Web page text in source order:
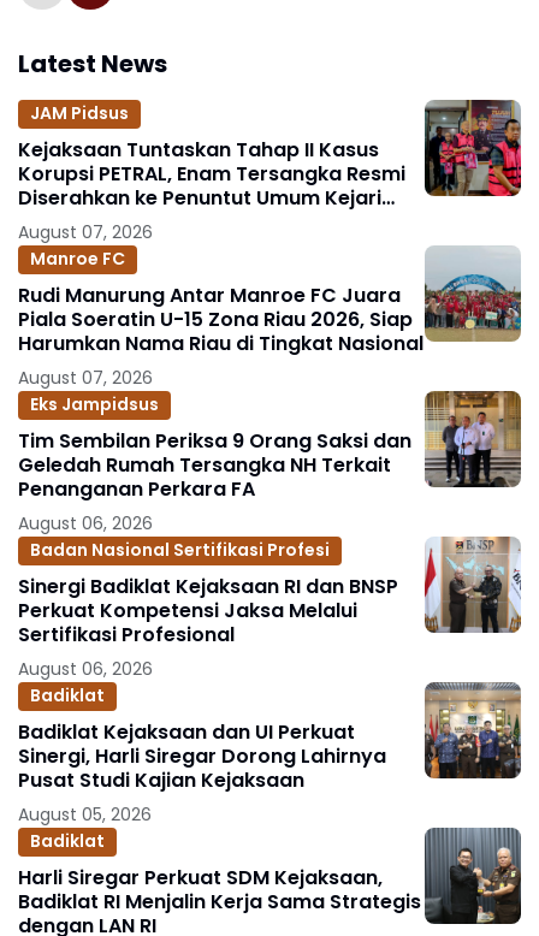
Latest News
JAM Pidsus
Kejaksaan Tuntaskan Tahap II Kasus
Korupsi PETRAL, Enam Tersangka Resmi
Diserahkan ke Penuntut Umum Kejari
Jakpus
August 07, 2026
Manroe FC
Rudi Manurung Antar Manroe FC Juara
Piala Soeratin U-15 Zona Riau 2026, Siap
Harumkan Nama Riau di Tingkat Nasional
August 07, 2026
Eks Jampidsus
Tim Sembilan Periksa 9 Orang Saksi dan
Geledah Rumah Tersangka NH Terkait
Penanganan Perkara FA
August 06, 2026
Badan Nasional Sertifikasi Profesi
Sinergi Badiklat Kejaksaan RI dan BNSP
Perkuat Kompetensi Jaksa Melalui
Sertifikasi Profesional
August 06, 2026
Badiklat
Badiklat Kejaksaan dan UI Perkuat
Sinergi, Harli Siregar Dorong Lahirnya
Pusat Studi Kajian Kejaksaan
August 05, 2026
Badiklat
Harli Siregar Perkuat SDM Kejaksaan,
Badiklat RI Menjalin Kerja Sama Strategis
dengan LAN RI